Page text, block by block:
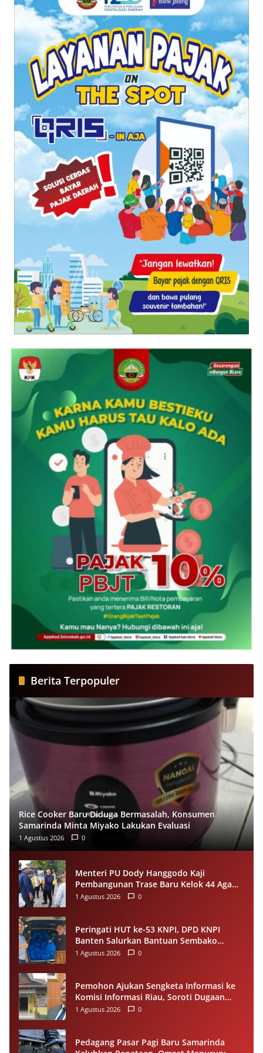
Berita Terpopuler
Rice Cooker Baru Diduga Bermasalah, Konsumen
Samarinda Minta Miyako Lakukan Evaluasi
1 Agustus 2026 0
Menteri PU Dody Hanggodo Kaji
Pembangunan Trase Baru Kelok 44 Agam
Usai Longsor, Utamakan Keselamatan
1 Agustus 2026 0
Peringati HUT ke-53 KNPI, DPD KNPI
Banten Salurkan Bantuan Sembako
Melalui Pemuda Berdampak
1 Agustus 2026 0
Pemohon Ajukan Sengketa Informasi ke
Komisi Informasi Riau, Soroti Dugaan
Tidak Ditanggapinya Permohonan ke
1 Agustus 2026 0
Pedagang Pasar Pagi Baru Samarinda